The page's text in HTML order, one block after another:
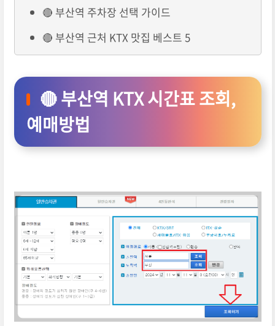
🔴 부산역 주차장 선택 가이드
🔴 부산역 근처 KTX 맛집 베스트 5
🔴 부산역 KTX 시간표 조회,
예매방법